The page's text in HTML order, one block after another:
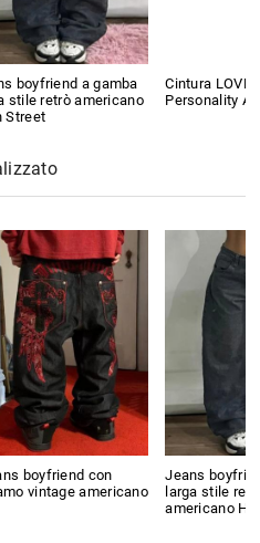
boyfriend a gamba
stile retrò americano
Street
Cintura LOVE
Personality
boyfriend con
vintage americano
Jeans
larga stile
americano